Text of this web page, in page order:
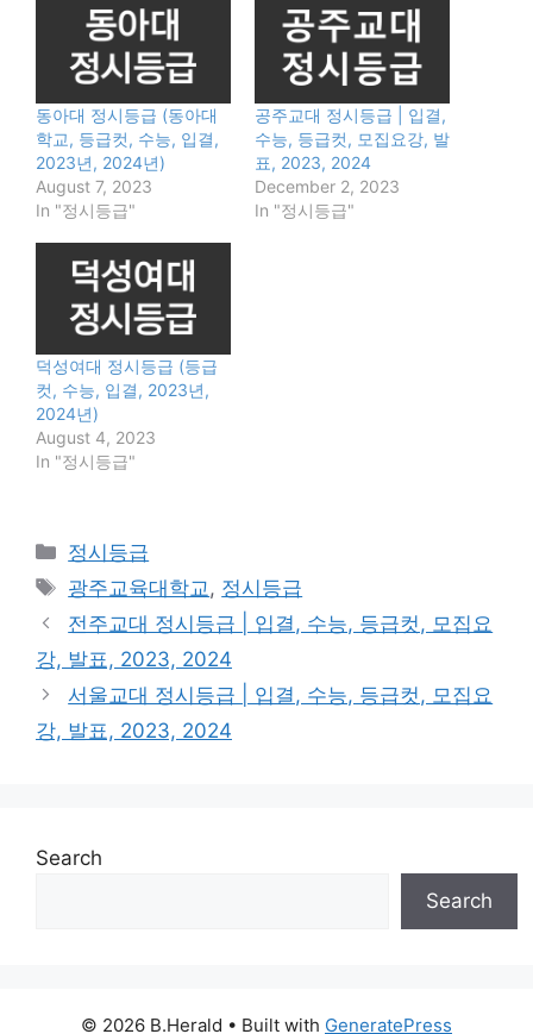
동아대 정시등급 (동아대
학교, 등급컷, 수능, 입결,
2023년, 2024년)
August 7, 2023
In "정시등급"
공주교대 정시등급 | 입결,
수능, 등급컷, 모집요강, 발
표, 2023, 2024
December 2, 2023
In "정시등급"
덕성여대 정시등급 (등급
컷, 수능, 입결, 2023년,
2024년)
August 4, 2023
In "정시등급"
Categories
정시등급
Tags
광주교육대학교 , 정시등급
전주교대 정시등급 | 입결, 수능, 등급컷, 모집요
강, 발표, 2023, 2024
서울교대 정시등급 | 입결, 수능, 등급컷, 모집요
강, 발표, 2023, 2024
Search
Search
© 2026 B.Herald • Built with GeneratePress